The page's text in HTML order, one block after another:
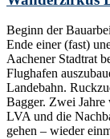
Beginn der
Ende einer (fast)
Aachener Stadtrat
Flughafen
Landebahn.
Bagger. Zwei Jahre
LVA und die
gehen – wieder